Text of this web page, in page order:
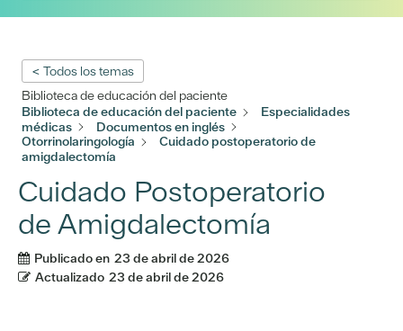
< Todos los temas
Biblioteca de educación del paciente
Biblioteca de educación del paciente
Especialidades
médicas
Documentos en inglés
Otorrinolaringología
Cuidado postoperatorio de
amigdalectomía
Cuidado Postoperatorio
de Amigdalectomía
Publicado en 23 de abril de 2026
Actualizado 23 de abril de 2026